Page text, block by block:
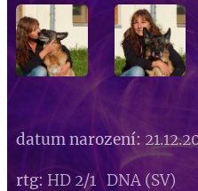
datum narození:
rtg: HD 2/1 DNA (SV)